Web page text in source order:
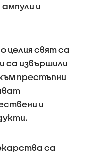
и
целия свят са
са извършили
престъпни
и
са